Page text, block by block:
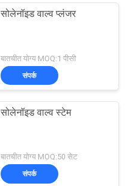
सोलेनॉइड वाल्व प्लंजर
बातचीत योग्य MOQ:1 पीसी
संपर्क
सोलेनॉइड वाल्व स्टेम
बातचीत योग्य MOQ:50 सेट
संपर्क